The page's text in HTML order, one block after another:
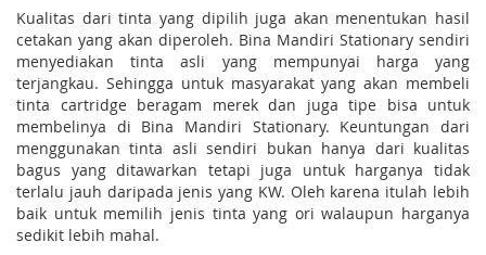
Kualitas dari tinta yang dipilih juga akan menentukan hasil
cetakan yang akan diperoleh. Bina Mandiri Stationary sendiri
menyediakan tinta asli yang mempunyai harga yang
terjangkau. Sehingga untuk masyarakat yang akan membeli
tinta cartridge beragam merek dan juga tipe bisa untuk
membelinya di Bina Mandiri Stationary. Keuntungan dari
menggunakan tinta asli sendiri bukan hanya dari kualitas
bagus yang ditawarkan tetapi juga untuk harganya tidak
terlalu jauh daripada jenis yang KW. Oleh karena itulah lebih
baik untuk memilih jenis tinta yang ori walaupun harganya
sedikit lebih mahal.